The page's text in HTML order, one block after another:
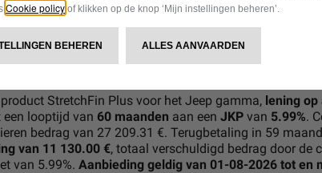
« LET OP, GELD LENEN KOST OOK GELD. »
StretchFin Plus voor het Jeep gamma, lening
een looptijd van 60 maanden aan een JKPvan 5.99%.
bedrag van 27 209.31 €. Terugbetaling in 59
van 11 130.00 €, totaal verschuldigd bedrag door de
van 5.99%. Aanbieding geldig van 01-08-2026 tot en
Cookie policy of klikken op de knop ‘Mijn instellingen beheren’.
BEHEREN ALLES AANVAARDEN